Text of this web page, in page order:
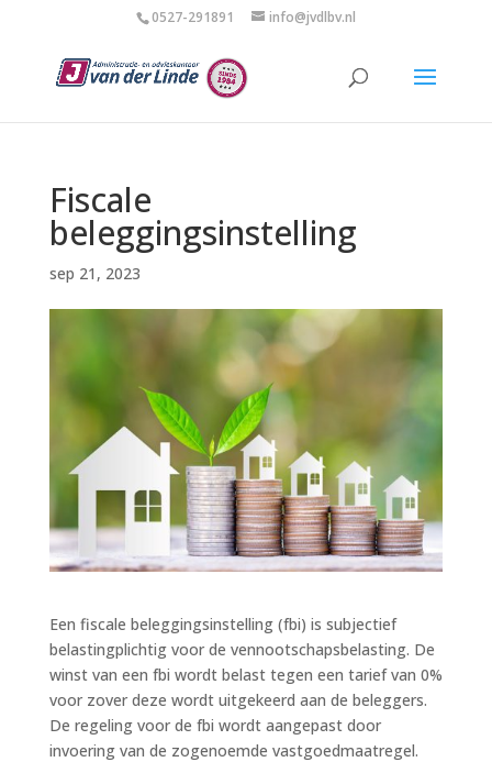
0527-291891 info@jvdlbv.nl
Fiscale
beleggingsinstelling
sep 21, 2023
Een fiscale beleggingsinstelling (fbi) is subjectief
belastingplichtig voor de vennootschapsbelasting. De
winst van een fbi wordt belast tegen een tarief van 0%
voor zover deze wordt uitgekeerd aan de beleggers.
De regeling voor de fbi wordt aangepast door
invoering van de zogenoemde vastgoedmaatregel.